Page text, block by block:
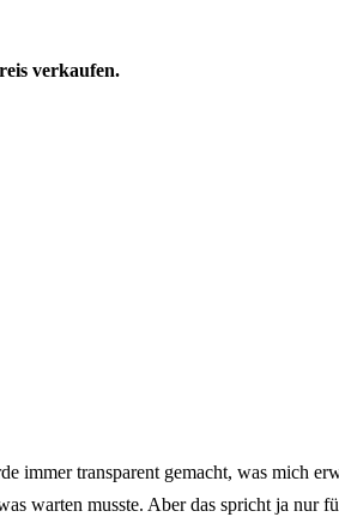
verkaufen.
transparent gemacht, was mich
warten musste. Aber das spricht ja nur